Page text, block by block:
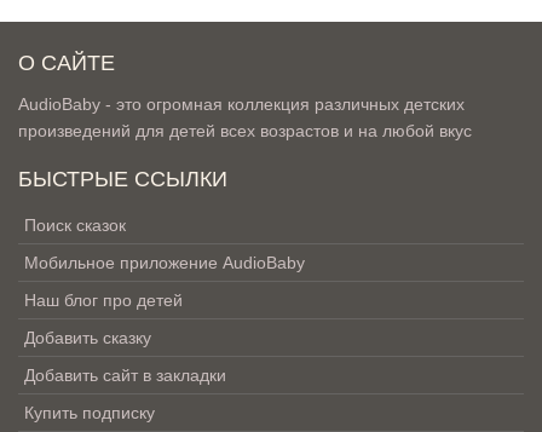
О САЙТЕ
AudioBaby - это огромная коллекция различных детских
произведений для детей всех возрастов и на любой вкус
БЫСТРЫЕ ССЫЛКИ
Поиск сказок
Мобильное приложение AudioBaby
Наш блог про детей
Добавить сказку
Добавить сайт в закладки
Купить подписку